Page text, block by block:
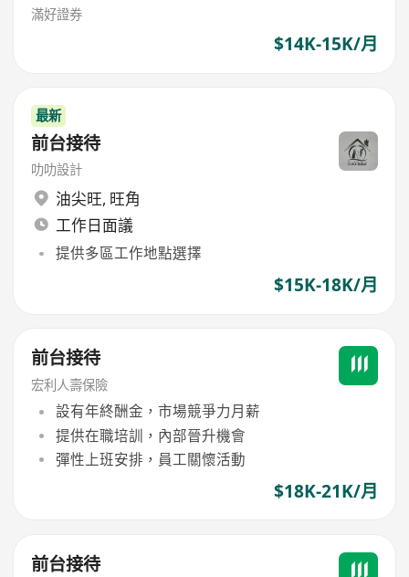
滿好證券
$14K-15K/月
最新
前台接待
叻叻設計
油尖旺, 旺角
工作日面議
提供多區工作地點選擇
$15K-18K/月
前台接待
宏利人壽保險
設有年終酬金，市場競爭力月薪
提供在職培訓，內部晉升機會
彈性上班安排，員工關懷活動
$18K-21K/月
前台接待